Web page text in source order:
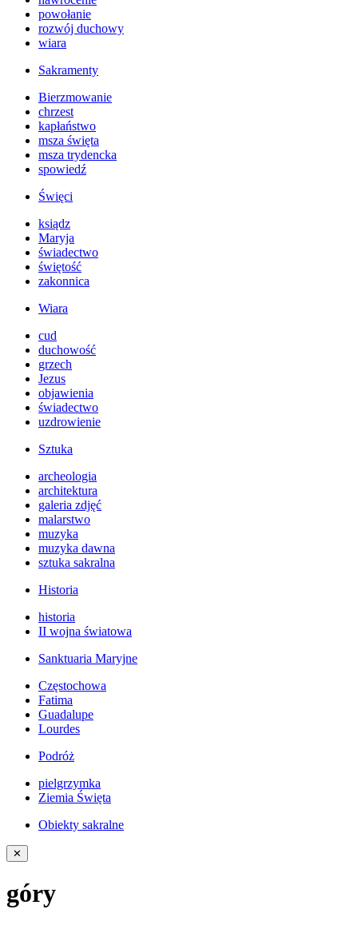
powołanie
rozwój duchowy
wiara
Sakramenty
Bierzmowanie
chrzest
kapłaństwo
msza święta
msza trydencka
spowiedź
Święci
ksiądz
Maryja
świadectwo
świętość
zakonnica
Wiara
cud
duchowość
grzech
Jezus
objawienia
świadectwo
uzdrowienie
Sztuka
archeologia
architektura
galeria zdjęć
malarstwo
muzyka
muzyka dawna
sztuka sakralna
Historia
historia
II wojna światowa
Sanktuaria Maryjne
Częstochowa
Fatima
Guadalupe
Lourdes
Podróż
pielgrzymka
Ziemia Święta
Obiekty sakralne
✕
góry